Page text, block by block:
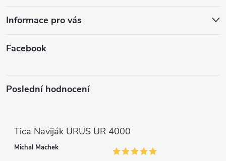
y
v
p
s
u
Informace pro vás
Facebook
Poslední hodnocení
Tica Naviják URUS UR 4000
Michal Machek